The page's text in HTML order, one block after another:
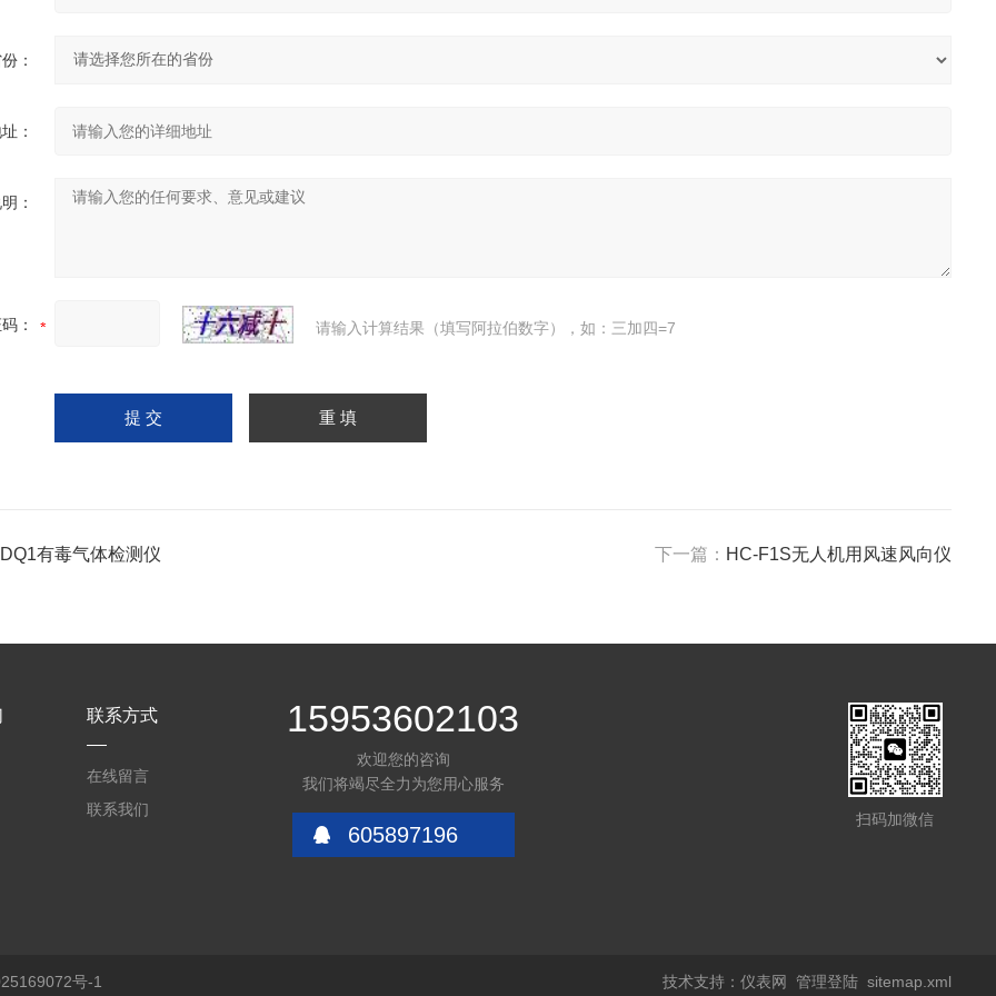
：
：
：
： 请输入计算结果（填写阿拉伯数字），如：三加四=7
有毒气体检测仪 下一篇： HC-F1S无人机用风速风向仪
联系方式
在线留言
联系我们
15953602103
欢迎您的咨询
我们将竭尽全力为您用心服务
605897196
扫码加微信
号-1 技术支持： 仪表网 管理登陆 sitemap.xml